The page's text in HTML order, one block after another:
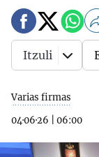
Varias firmas
04·06·26
06:00
Itzuli